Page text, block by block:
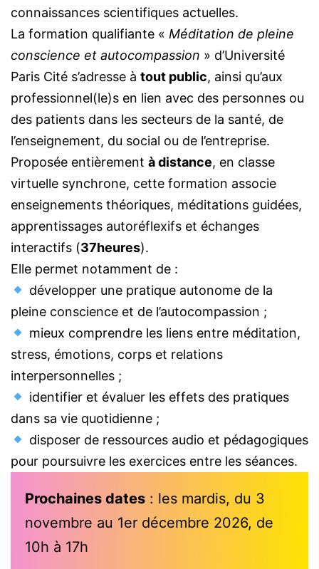
connaissances scientifiques actuelles.
La formation qualifiante « Méditation de pleine
conscience et autocompassion » d’Université
Paris Cité s’adresse à tout public, ainsi qu’aux
professionnel(le)s en lien avec des personnes ou
des patients dans les secteurs de la santé, de
l’enseignement, du social ou de l’entreprise.
Proposée entièrement à distance, en classe
virtuelle synchrone, cette formation associe
enseignements théoriques, méditations guidées,
apprentissages autoréflexifs et échanges
interactifs (37heures).
Elle permet notamment de :
développer une pratique autonome de la
pleine conscience et de l’autocompassion ;
mieux comprendre les liens entre méditation,
stress, émotions, corps et relations
interpersonnelles ;
identifier et évaluer les effets des pratiques
dans sa vie quotidienne ;
disposer de ressources audio et pédagogiques
pour poursuivre les exercices entre les séances.
Prochaines dates : les mardis, du 3
novembre au 1er décembre 2026, de
10h à 17h